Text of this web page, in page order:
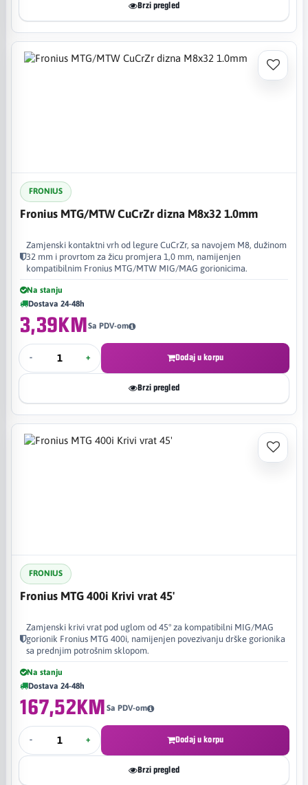
Brzi pregled
FRONIUS
Fronius MTG/MTW CuCrZr dizna M8x32 1.0mm
Zamjenski kontaktni vrh od legure CuCrZr, sa navojem M8, dužinom
32 mm i provrtom za žicu promjera 1,0 mm, namijenjen
kompatibilnim Fronius MTG/MTW MIG/MAG gorionicima.
Na stanju
Dostava 24-48h
3,39KMSa PDV-om
- + Dodaj u korpu
Brzi pregled
FRONIUS
Fronius MTG 400i Krivi vrat 45'
Zamjenski krivi vrat pod uglom od 45° za kompatibilni MIG/MAG
gorionik Fronius MTG 400i, namijenjen povezivanju drške gorionika
sa prednjim potrošnim sklopom.
Na stanju
Dostava 24-48h
167,52KM Sa PDV-om
- + Dodaj u korpu
Brzi pregled